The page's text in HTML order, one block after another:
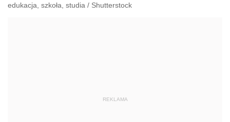
edukacja, szkoła, studia / Shutterstock